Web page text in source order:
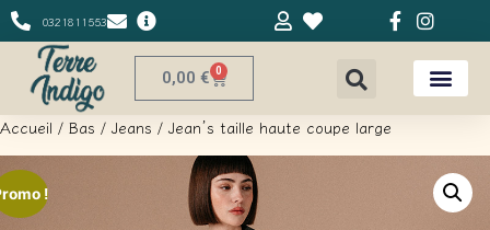
0321811553
0,00 € 0
Accueil / Bas / Jeans / Jean’s taille haute coupe large
!